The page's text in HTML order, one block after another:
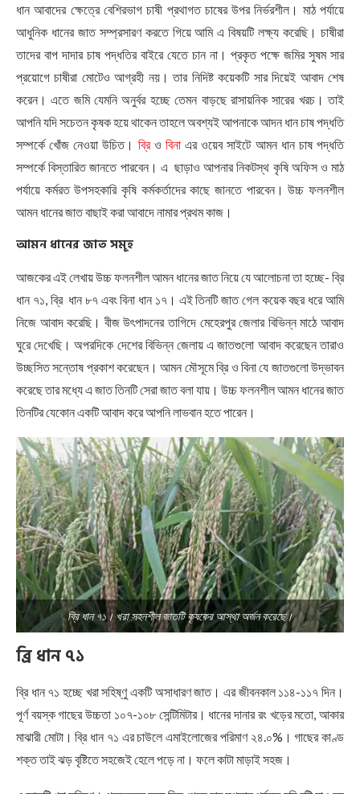
ধান আবাদের ক্ষেত্রে বেশিরভাগ চাষী প্রথাগত চাষের উপর নির্ভরশীল। মাঠ পর্যায়ে
আধুনিক ধানের জাত সম্প্রসারণ করতে গিয়ে আমি এ বিষয়টি লক্ষ্য করেছি। চাষীরা
তাদের বাপ দাদার চাষ পদ্ধতির বাইরে যেতে চান না। প্রকৃত পক্ষে জমির সুষম সার
প্রয়োগে চাষীরা মোটেও আগ্রহী নয়। তার নিদিষ্ট কয়েকটি সার দিয়েই আবাদ শেষ
করেন। এতে জমি যেমনি অনুর্বর হচ্ছে তেমন বাড়ছে রাসায়নিক সারের খরচ। তাই
আপনি যদি সচেতন কৃষক হয়ে থাকেন তাহলে অবশ্যই আপনাকে আদন ধান চাষ পদ্ধতি
সম্পর্কে খোঁজ নেওয়া উচিত। ব্রিও বিনাএর ওয়েব সাইটে আমন ধান চাষ পদ্ধতি
সম্পর্কে বিস্তারিত জানতে পারবেন। এ ছাড়াও আপনার নিকটস্থ কৃষি অফিস ও মাঠ
পর্যায়ে কর্মরত উপসহকারি কৃষি কর্মকর্তাদের কাছে জানতে পারবেন। উচ্চ ফলনশীল
আমন ধানের জাত বাছাই করা আবাদে নামার প্রথম কাজ।
আমন ধানেরজাতসমূহ
আজকের এই লেখায় উচ্চ ফলনশীল আমন ধানের জাত নিয়ে যে আলোচনা তা হচ্ছে- ব্রি
ধান ৭১, ব্রি ধান ৮৭ এবং বিনা ধান ১৭। এই তিনটি জাত গেল কয়েক বছর ধরে আমি
নিজে আবাদ করেছি। বীজ উৎপাদনের তাগিদে মেহেরপুর জেলার বিভিন্ন মাঠে আবাদ
ঘুরে দেখেছি। অপরদিকে দেশের বিভিন্ন জেলায় এ জাতগুলো আবাদ করেছেন তারাও
উচ্ছসিত সন্তোষ প্রকাশ করেছেন। আমন মৌসূমে ব্রি ও বিনা যে জাতগুলো উদ্ভাবন
করেছে তার মধ্যে এ জাত তিনটি সেরা জাত বলা যায়। উচ্চ ফলনশীল আমন ধানের জাত
‍তিনটির যেকোন একটি আবাদ করে আপনি লাভবান হতে পারেন।
ব্রি ধান ৭১। খরা সহনশীল জাতটি কৃষকের আস্থা অর্জন করেছে।
ব্রিধান৭১
ব্রি ধান ৭১ হচ্ছে খরা সহিষ্ণু একটি অসাধারণ জাত। এর জীবনকাল ১১৪-১১৭ দিন।
পূর্ণ বয়স্ক গাছের উচ্চতা ১০৭-১০৮ সেন্টিমিটার। ধানের দানার রং খড়ের মতো, আকার
মাঝারী মোটা। ব্রি ধান ৭১ এর চাউলে এমাইলোজের পরিমাণ ২৪.০%। গাছের কাণ্ড
শক্ত তাই ঝড় বৃষ্টিতে সহজেই হেলে পড়ে না। ফলে কাটা মাড়াই সহজ।